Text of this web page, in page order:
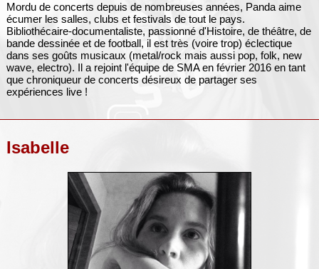
Mordu de concerts depuis de nombreuses années, Panda aime
écumer les salles, clubs et festivals de tout le pays.
Bibliothécaire-documentaliste, passionné d'Histoire, de théâtre, de
bande dessinée et de football, il est très (voire trop) éclectique
dans ses goûts musicaux (metal/rock mais aussi pop, folk, new
wave, electro). Il a rejoint l'équipe de SMA en février 2016 en tant
que chroniqueur de concerts désireux de partager ses
expériences live !
Isabelle